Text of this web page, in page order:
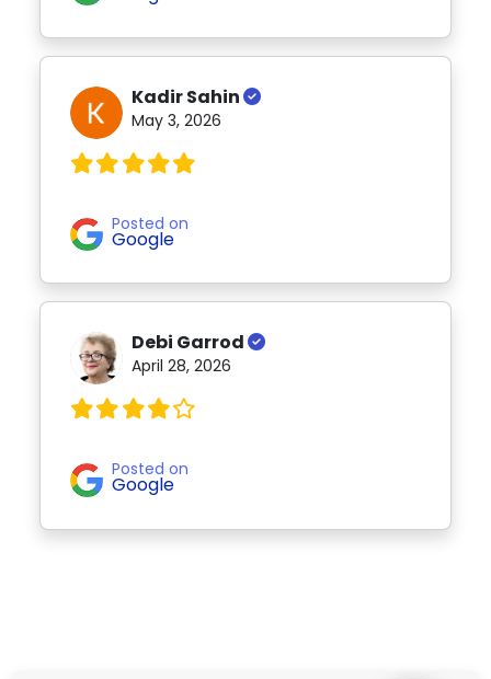
Kadir Sahin
May 3, 2026
Posted on
Google
Debi Garrod
April 28, 2026
Posted on
Google